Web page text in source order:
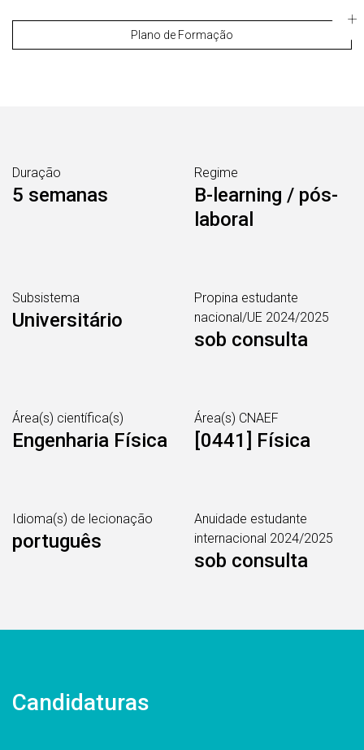
Plano de Formação
Duração
5 semanas
Regime
B-learning / pós-
laboral
Subsistema
Universitário
Propina estudante
nacional/UE 2024/2025
sob consulta
Área(s) científica(s)
Engenharia Física
Área(s) CNAEF
[0441] Física
Idioma(s) de lecionação
português
Anuidade estudante
internacional 2024/2025
sob consulta
Candidaturas